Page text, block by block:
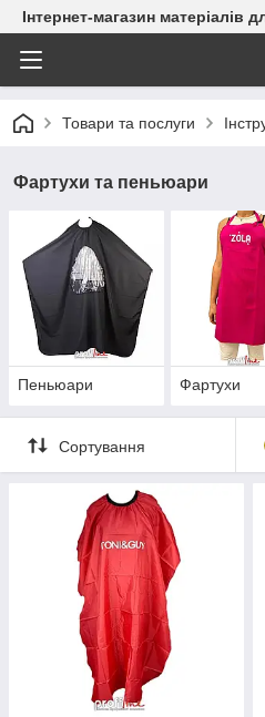
Інтернет-магазин матеріалів
Товари та послуги
Фартухи та пеньюари
Пеньюари Фартухи
Сортування